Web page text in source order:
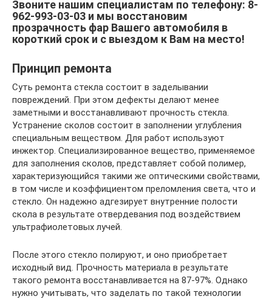
Звоните нашим специалистам по телефону: 8-
962-993-03-03 и мы восстановим
прозрачность фар Вашего автомобиля в
короткий срок и с выездом к Вам на место!
Принцип ремонта
Суть ремонта стекла состоит в заделывании
повреждений. При этом дефекты делают менее
заметными и восстанавливают прочность стекла.
Устранение сколов состоит в заполнении углубления
специальным веществом. Для работ используют
инжектор. Специализированное вещество, применяемое
для заполнения сколов, представляет собой полимер,
характеризующийся такими же оптическими свойствами,
в том числе и коэффициентом преломления света, что и
стекло. Он надежно адгезирует внутренние полости
скола в результате отвердевания под воздействием
ультрафиолетовых лучей.
После этого стекло полируют, и оно приобретает
исходный вид. Прочность материала в результате
такого ремонта восстанавливается на 87-97%. Однако
нужно учитывать, что заделать по такой технологии